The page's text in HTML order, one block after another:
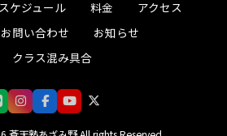
ケジュール 料金
アクセス
お問い合わせ
お知らせ
クラス混み具合